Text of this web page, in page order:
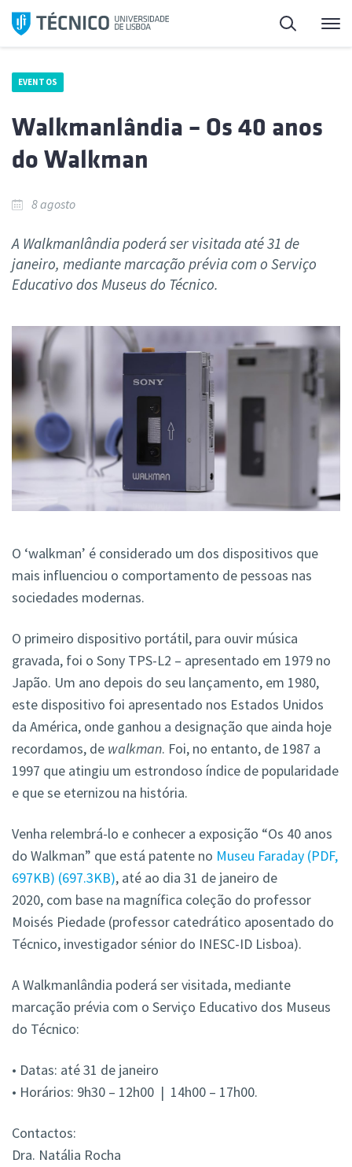
Saltar
para
Pesquisa
EVENTOS
Walkmanlândia – Os 40 anos
do Walkman
8 agosto
A Walkmanlândia poderá ser visitada até 31 de
janeiro, mediante marcação prévia com o Serviço
Educativo dos Museus do Técnico.
O ‘walkman’ é considerado um dos dispositivos que
mais influenciou o comportamento de pessoas nas
sociedades modernas.
O primeiro dispositivo portátil, para ouvir música
gravada, foi o Sony TPS-L2 – apresentado em 1979 no
Japão. Um ano depois do seu lançamento, em 1980,
este dispositivo foi apresentado nos Estados Unidos
da América, onde ganhou a designação que ainda hoje
recordamos, de walkman. Foi, no entanto, de 1987 a
1997 que atingiu um estrondoso índice de popularidade
e que se eternizou na história.
Venha relembrá-lo e conhecer a exposição “Os 40 anos
do Walkman” que está patente no Museu Faraday (PDF,
697KB) 697.3KB , até ao dia 31 de janeiro de
2020, com base na magnífica coleção do professor
Moisés Piedade (professor catedrático aposentado do
Técnico, investigador sénior do INESC-ID Lisboa).
A Walkmanlândia poderá ser visitada, mediante
marcação prévia com o Serviço Educativo dos Museus
do Técnico:
• Datas: até 31 de janeiro
• Horários: 9h30 – 12h00 | 14h00 – 17h00.
Contactos:
Dra. Natália Rocha